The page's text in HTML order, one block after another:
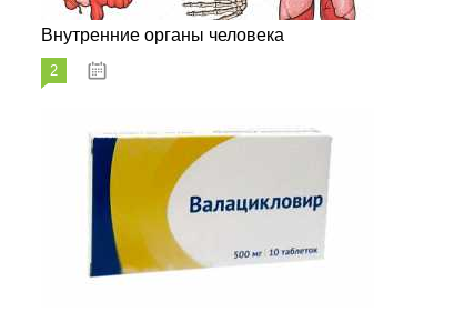
Внутренние органы человека
2